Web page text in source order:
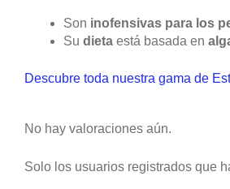
Son inofensivas para los
Su dieta está basada en
Descubre toda nuestra gama de
No hay valoraciones aún.
Solo los usuarios registrados que